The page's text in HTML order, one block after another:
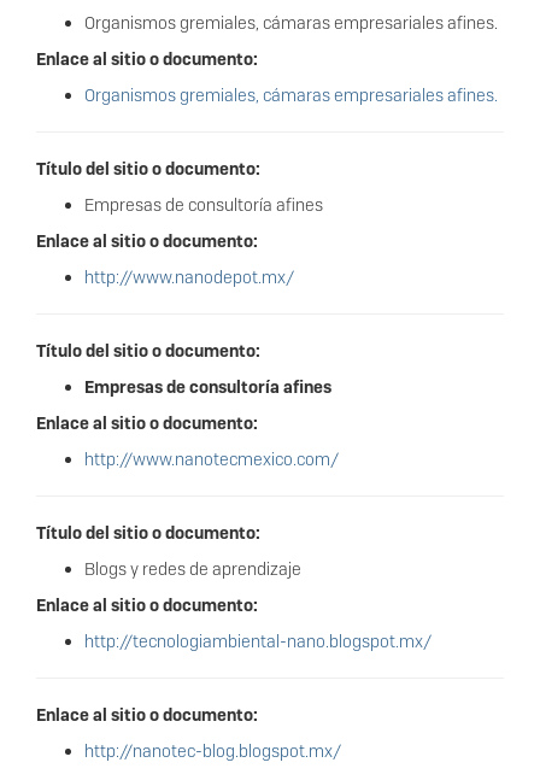
Organismos gremiales, cámaras empresariales afines.
Enlace al sitio o documento:
Organismos gremiales, cámaras empresariales afines.
Título del sitio o documento:
Empresas de consultoría afines
Enlace al sitio o documento:
http://www.nanodepot.mx/
Título del sitio o documento:
Empresas de consultoría afines
Enlace al sitio o documento:
http://www.nanotecmexico.com/
Título del sitio o documento:
Blogs y redes de aprendizaje
Enlace al sitio o documento:
http://tecnologiambiental-nano.blogspot.mx/
Enlace al sitio o documento:
http://nanotec-blog.blogspot.mx/